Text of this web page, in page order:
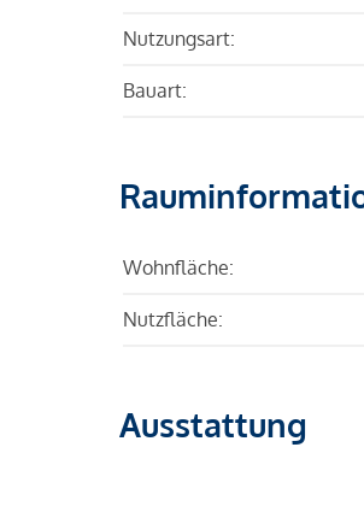
Nutzungsart:
Bauart:
Wohnfläche:
Nutzfläche:
Ausstattung